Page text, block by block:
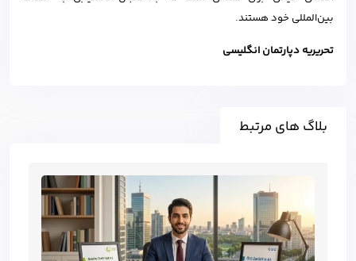
بین‌المللی خود هستند.
تحریریه دپارتمان انگلیسی
بلاگ های مرتبط